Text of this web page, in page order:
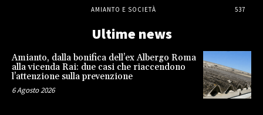
AMIANTO E SOCIETÀ
537
Ultime news
Amianto, dalla bonifica dell’ex Albergo Roma
alla vicenda Rai: due casi che riaccendono
l’attenzione sulla prevenzione
6 Agosto 2026